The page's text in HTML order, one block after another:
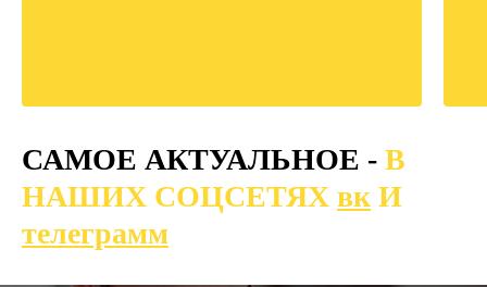
САМОЕ АКТУАЛЬНОЕ - В
НАШИХ СОЦСЕТЯХ вк И
телеграмм